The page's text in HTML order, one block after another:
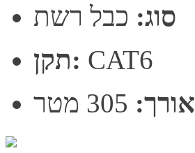
סוג: כבל רשת
תקן: CAT6
אורך: